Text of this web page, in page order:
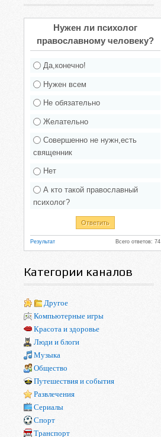
Нужен ли психолог
православному человеку?
Да,конечно!
Нужен всем
Не обязательно
Желательно
Совершенно не нужн,есть
священник
Нет
А кто такой православный
психолог?
Результат Всего ответов: 74
Категории каналов
Другое
Компьютерные игры
Красота и здоровье
Люди и блоги
Музыка
Общество
Путешествия и события
Развлечения
Сериалы
Спорт
Транспорт